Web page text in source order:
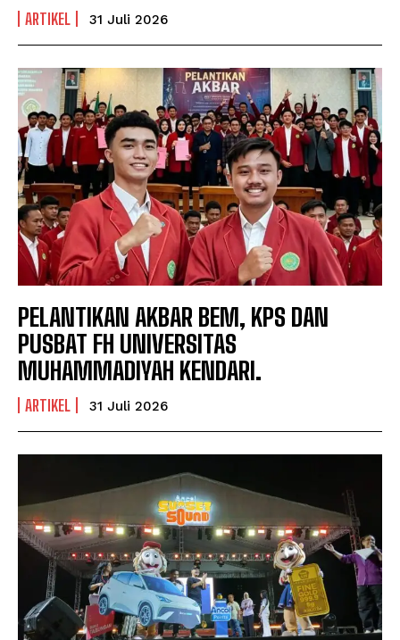
ARTIKEL 31 Juli 2026
PELANTIKAN AKBAR BEM, KPS DAN
PUSBAT FH UNIVERSITAS
MUHAMMADIYAH KENDARI.
ARTIKEL 31 Juli 2026